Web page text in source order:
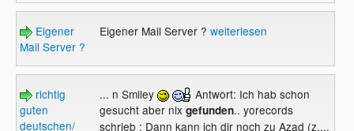
Eigener
Mail Server ?
Eigener Mail Server ? weiterlesen
richtig
guten
deutschen/
... n Smiley
Antwort: Ich hab schon
gesucht aber nixgefunden.. yorecords
schrieb : Dann kann ich dir noch zu Azad (z....